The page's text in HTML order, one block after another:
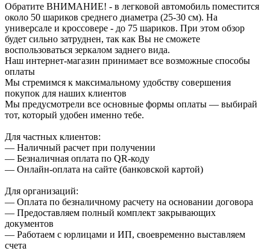
Обратите ВНИМАНИЕ! - в легковой автомобиль поместится
около 50 шариков среднего диаметра (25-30 см). На
универсале и кроссовере - до 75 шариков. При этом обзор
будет сильно затруднен, так как Вы не сможете
воспользоваться зеркалом заднего вида.
Наш интернет-магазин принимает все возможные способы
оплаты
Мы стремимся к максимальному удобству совершения
покупок для наших клиентов
Мы предусмотрели все основные формы оплаты — выбирай
тот, который удобен именно тебе.
Для частных клиентов:
— Наличный расчет при получении
— Безналичная оплата по QR-коду
— Онлайн-оплата на сайте (банковской картой)
Для организаций:
— Оплата по безналичному расчету на основании договора
— Предоставляем полный комплект закрывающих
документов
— Работаем с юрлицами и ИП, своевременно выставляем
счета